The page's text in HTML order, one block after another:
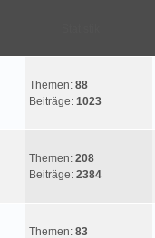
Themen: 88
Beiträge: 1023
Themen: 208
Beiträge: 2384
Themen: 83